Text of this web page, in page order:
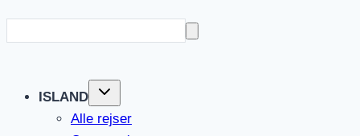
ISLAND
Alle rejser